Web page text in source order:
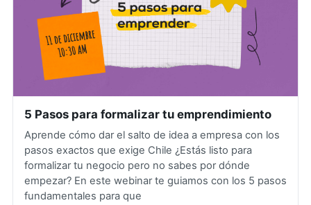
5 Pasos para formalizar tu emprendimiento
Aprende cómo dar el salto de idea a empresa con los
pasos exactos que exige Chile ¿Estás listo para
formalizar tu negocio pero no sabes por dónde
empezar? En este webinar te guiamos con los 5 pasos
fundamentales para que